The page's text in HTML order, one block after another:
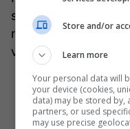
se zbutja e
ndryshime të thella
vendit.
Store and/or
Learn more
Your personal data will
your device (cookies,
data) may be stored by,
partners, or used
may use precise